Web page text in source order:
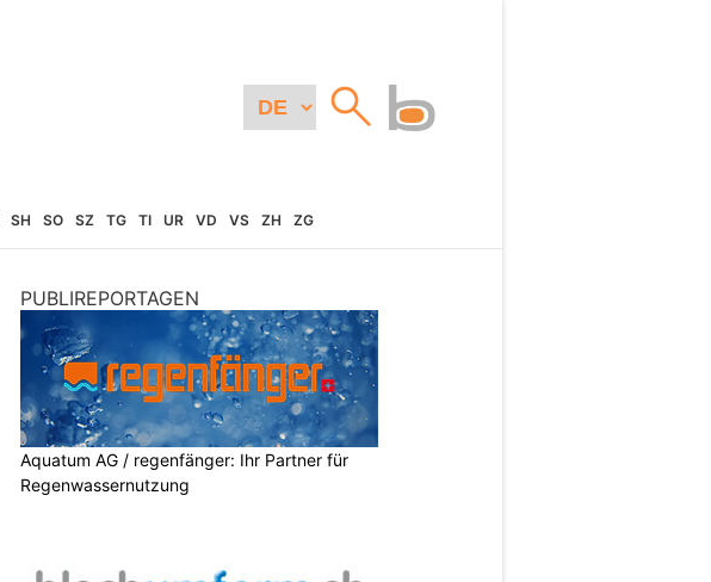
SH SO SZ TG TI UR VD VS ZH ZG
PUBLIREPORTAGEN
Aquatum AG / regenfänger: Ihr Partner für
Regenwassernutzung